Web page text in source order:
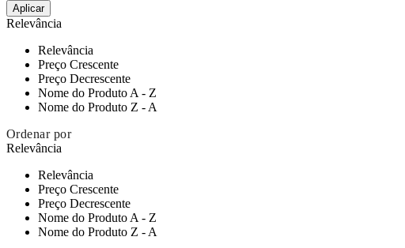
Aplicar
Relevância
Relevância
Preço Crescente
Preço Decrescente
Nome do Produto A - Z
Nome do Produto Z - A
Ordenar por
Relevância
Relevância
Preço Crescente
Preço Decrescente
Nome do Produto A - Z
Nome do Produto Z - A